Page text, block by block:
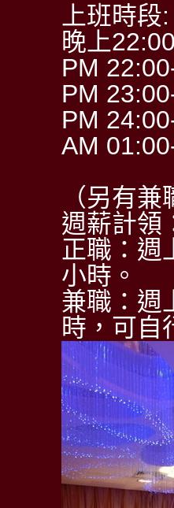
上班時段:
晚上
PM
PM
PM
AM
（另有
週薪計領
正職：週
小時。
兼職：週
時，可自